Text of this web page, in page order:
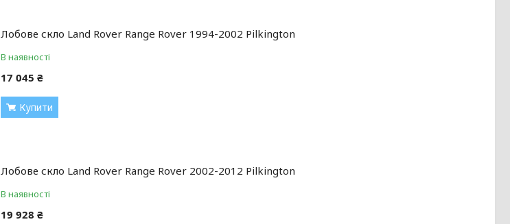
Лобове скло Land Rover Range Rover 1994-2002 Pilkington
В наявності
17 045 ₴
Купити
Лобове скло Land Rover Range Rover 2002-2012 Pilkington
В наявності
19 928 ₴